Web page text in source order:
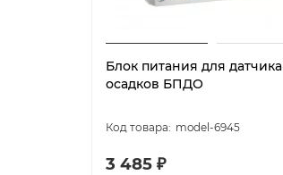
Блок питания для датчика
осадков БПДО
model-6945
3 485 ₽